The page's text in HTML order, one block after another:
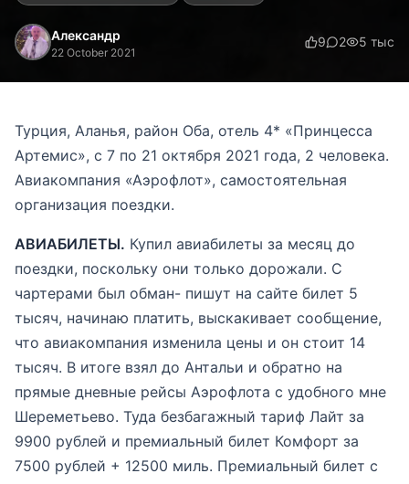
Александр
22 October 2021
9 2 5 тыс
Турция, Аланья, район Оба, отель 4* «Принцесса
Артемис», с 7 по 21 октября 2021 года, 2 человека.
Авиакомпания «Аэрофлот», самостоятельная
организация поездки.
АВИАБИЛЕТЫ. Купил авиабилеты за месяц до
поездки, поскольку они только дорожали. С
чартерами был обман- пишут на сайте билет 5
тысяч, начинаю платить, выскакивает сообщение,
что авиакомпания изменила цены и он стоит 14
тысяч. В итоге взял до Антальи и обратно на
прямые дневные рейсы Аэрофлота с удобного мне
Шереметьево. Туда безбагажный тариф Лайт за
9900 рублей и премиальный билет Комфорт за
7500 рублей + 12500 миль. Премиальный билет с